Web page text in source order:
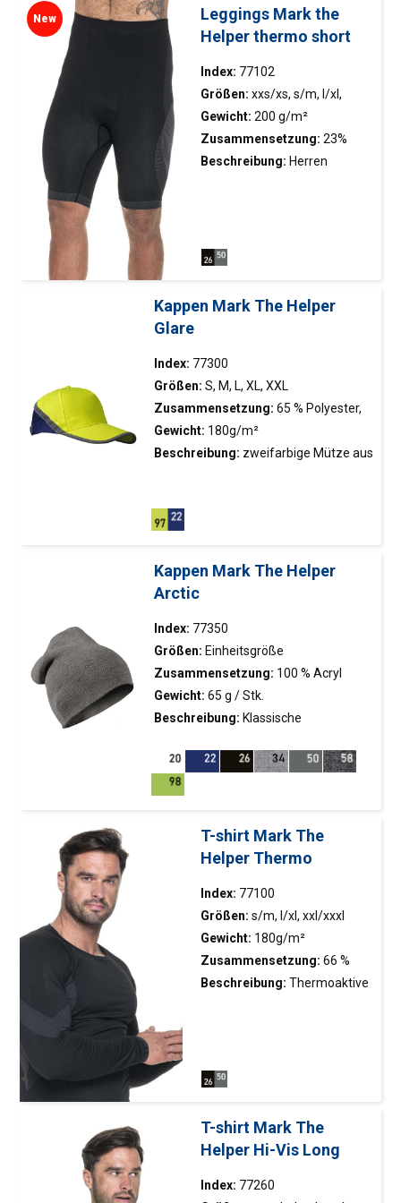
Atmungsaktives, schnell
trocknendes Gewebe, das
hilft, den Körper trocken zu
halten und die optimale
Temperatur zu bewahren;
Antibakterielle Ausrüstung,
die unangenehme Gerüche
Dekorative Elemente und
Leggings Mark the
Helper thermo short
Index: 77102
Größen: xxs/xs, s/m, l/xl,
xxl/xxxl
Gewicht: 200 g/m²
Zusammensetzung: 23%
Nylon, 66% Polyester, 11%
Beschreibung: Herren
unterschiedlichen
Atmungsaktives, schnell
hilft, den Körper trocken zu
halten und die optimale
Temperatur zu bewahren;
Antibakterielle Ausrüstung,
die unangenehme Gerüche
Nähte.
New
Kappen Mark The Helper
Glare
Index: 77300
Größen: S, M, L, XL, XXL
Zusammensetzung: 65 % Polyester,
35 % Baumwolle
Gewicht: 180g/m²
Beschreibung: zweifarbige Mütze aus
Verschluss verstellbar mit
Frontplattenversteifung; gesäumte
Lüftungsschlitze
Kappen Mark The Helper
Arctic
Index: 77350
Größen: Einheitsgröße
Zusammensetzung: 100 % Acryl
Gewicht: 65 g / Stk.
Beschreibung: Klassische
T-shirt Mark The
Helper Thermo
Index: 77100
Größen: s/m, l/xl, xxl/xxxl
Gewicht: 180g/m²
Zusammensetzung: 66 %
Polyester, 23 % Polyamid, 11 %
Beschreibung: Thermoaktive
Webzonen für optimalen
atmungsaktives, schnell
trocknendes Material, das
hilft, den Körper trocken und
auf optimaler Temperatur zu
T-shirt Mark The
Helper Hi-Vis Long
Index: 77260